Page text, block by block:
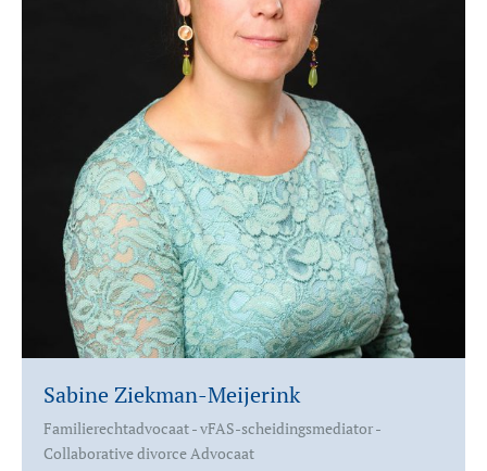
Sabine Ziekman-Meijerink
Familierechtadvocaat - vFAS-scheidingsmediator -
Collaborative divorce Advocaat